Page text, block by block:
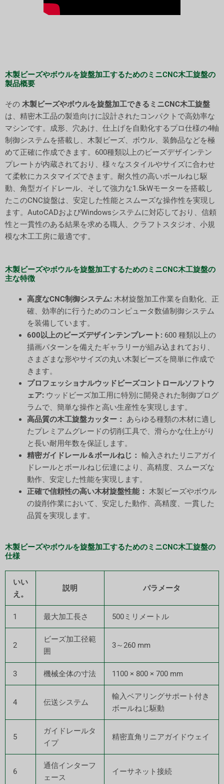
木製ビーズやボウルを旋盤加工するためのミニCNC木工旋盤の
製品概要
その 木製ビーズやボウルを旋盤加工できるミニCNC木工旋盤
は、精密木工品の製造向けに設計されたコンパクトで高効率な
マシンです。成形、穴あけ、仕上げを自動化するプロ仕様の4軸
制御システムを搭載し、木製ビーズ、ボウル、装飾品などを極
めて正確に作成できます。600種類以上のビーズデザインテン
プレートが内蔵されており、様々なスタイルやサイズに合わせ
て柔軟にカスタマイズできます。耐久性の高いボールねじ駆
動、角型ガイドレール、そして強力な1.5kWモーターを搭載し
たこのCNC旋盤は、安定した性能とスムーズな操作性を実現し
ます。AutoCADおよびWindowsシステムに対応しており、信頼
性と一貫性のある結果を求める職人、クラフトスタジオ、小規
模な木工工房に最適です。
木製ビーズやボウルを旋盤加工するためのミニCNC木工旋盤の
主な特徴
高度なCNC制御システム:木材旋盤加工作業を自動化、正
確、効率的に行うためのコンピュータ数値制御システム
を装備しています。
600以上のビーズデザインテンプレート:600 種類以上の
描画パターンを備えたギャラリーが組み込まれており、
さまざまな形やサイズの丸い木製ビーズを簡単に作成で
きます。
プロフェッショナルウッドビーズコントロールソフトウ
ェア:ウッドビーズ加工用に特別に開発された制御プログ
ラムで、簡単な操作と高い生産性を実現します。
高品質の木工旋盤カッター：
あらゆる種類の木材に適し
たプレミアムグレードの切削工具で、滑らかな仕上がり
と長い耐用年数を保証します。
精密ガイドレール＆ボールねじ： 輸入されたリニアガイ
ドレールとボールねじ伝達により、高精度、スムーズな
動作、安定した性能を実現します。
正確で信頼性の高い木材旋盤性能： 木製ビーズやボウル
の旋削作業において、安定した動作、高精度、一貫した
品質を実現します。
木製ビーズやボウルを旋盤加工するためのミニCNC木工旋盤の
仕様
いい
え。
説明 パラメータ
1 最大加工長さ 500ミリメートル
2
ビーズ加工径範
囲
3～260 mm
3 機械全体の寸法 1100 × 800 × 700 mm
4 伝送システム
輸入ベアリングサポート付き
ボールねじ駆動
5
ガイドレールタ
イプ
精密直角リニアガイドウェイ
6
通信インターフ
ェース
イーサネット接続